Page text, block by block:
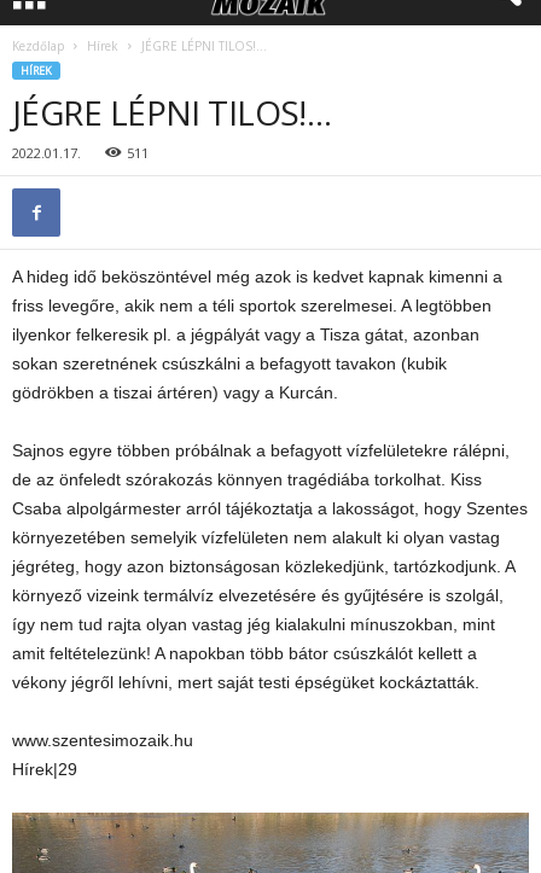
Kezdőlap Hírek JÉGRE LÉPNI TILOS!…
HÍREK
JÉGRE LÉPNI TILOS!…
2022.01.17. 511
A hideg idő beköszöntével még azok is kedvet kapnak kimenni a
friss levegőre, akik nem a téli sportok szerelmesei. A legtöbben
ilyenkor felkeresik pl. a jégpályát vagy a Tisza gátat, azonban
sokan szeretnének csúszkálni a befagyott tavakon (kubik
gödrökben a tiszai ártéren) vagy a Kurcán.
Sajnos egyre többen próbálnak a befagyott vízfelületekre rálépni,
de az önfeledt szórakozás könnyen tragédiába torkolhat. Kiss
Csaba alpolgármester arról tájékoztatja a lakosságot, hogy Szentes
környezetében semelyik vízfelületen nem alakult ki olyan vastag
jégréteg, hogy azon biztonságosan közlekedjünk, tartózkodjunk. A
környező vizeink termálvíz elvezetésére és gyűjtésére is szolgál,
így nem tud rajta olyan vastag jég kialakulni mínuszokban, mint
amit feltételezünk! A napokban több bátor csúszkálót kellett a
vékony jégről lehívni, mert saját testi épségüket kockáztatták.
www.szentesimozaik.hu
Hírek|29